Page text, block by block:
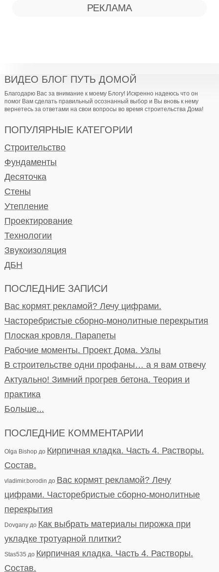
РЕКЛАМА
ВИДЕО БЛОГ ПУТЬ ДОМОЙ
Благодарю Вас за внимание к моему Блогу! Искренно надеюсь что он
помог Вам сделать правильный осознанный выбор и Вы вновь к нему
вернетесь за ответами на свои вопросы во время строительства Дома!
ПОПУЛЯРНЫЕ КАТЕГОРИИ
Строительство
Фундаменты
Десяточка
Стены
Утепление
Проектирование
Технологии
Звукоизоляция
ДБН
ПОСЛЕДНИЕ ЗАПИСИ
Вас кормят рекламой? Лечу цифрами.
Часторебристые сборно-монолитные перекрытия
Плоская кровля. Парапеты
Рабочие моменты. Проект Дома. Узлы
В строительстве одни профаны… а я вам отвечу
Актуально! Зимний прогрев бетона. Теория и
практика
Больше...
ПОСЛЕДНИЕ КОММЕНТАРИИ
Olga Bishopдо Кирпичная кладка. Часть 4. Растворы.
Состав.
vladimir.borodin до Вас кормят рекламой? Лечу
цифрами. Часторебристые сборно-монолитные
перекрытия
Dovganyдо Как выбрать материалы пирожка при
укладке тротуарной плитки?
Stas535 до Кирпичная кладка. Часть 4. Растворы.
Состав.